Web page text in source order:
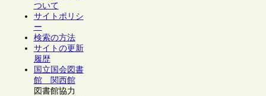
ついて
サイトポリシ
ー
検索の方法
サイトの更新
履歴
国立国会図書
館 関西館
図書館協力